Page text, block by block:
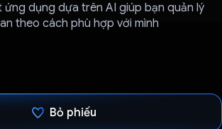
ứng dụng dựa trên AI giúp bạn quản lý
theo cách phù hợp với mình
Bỏ phiếu